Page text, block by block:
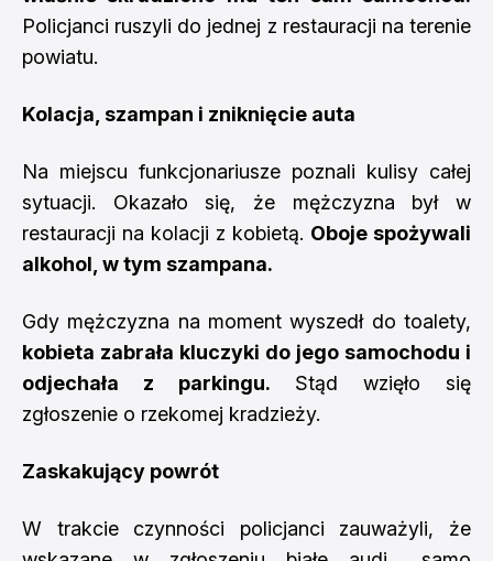
Policjanci ruszyli do jednej z restauracji na terenie
powiatu.
Kolacja, szampan i zniknięcie auta
Na miejscu funkcjonariusze poznali kulisy całej
sytuacji. Okazało się, że mężczyzna był w
restauracji na kolacji z kobietą. Oboje spożywali
alkohol, w tym szampana.
Gdy mężczyzna na moment wyszedł do toalety,
kobieta zabrała kluczyki do jego samochodu i
odjechała z parkingu. Stąd wzięło się
zgłoszenie o rzekomej kradzieży.
Zaskakujący powrót
W trakcie czynności policjanci zauważyli, że